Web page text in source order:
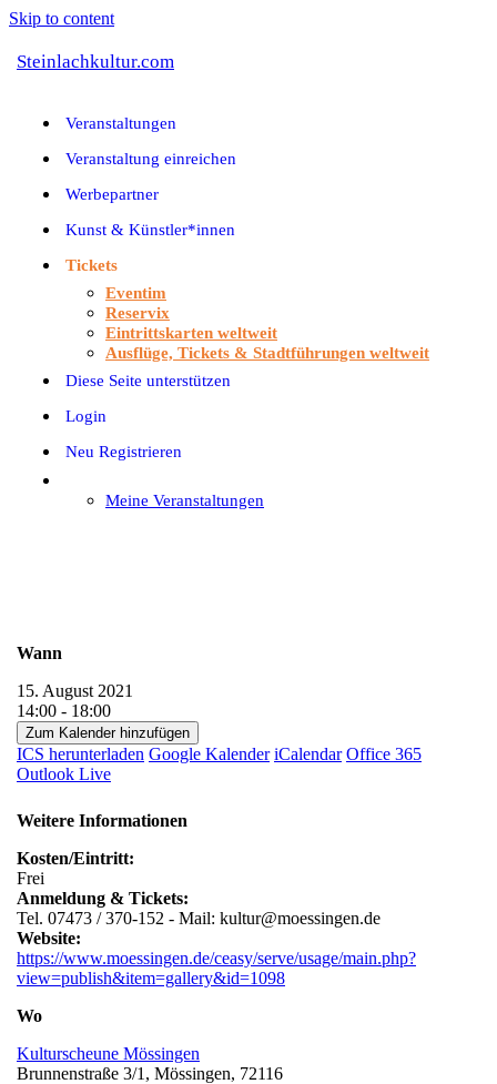
Skip to content
Steinlachkultur.com
Veranstaltungen
Veranstaltung einreichen
Werbepartner
Kunst & Künstler*innen
Tickets
Eventim
Reservix
Eintrittskarten weltweit
Ausflüge, Tickets & Stadtführungen weltweit
Diese Seite unterstützen
Login
Neu Registrieren
Meine Veranstaltungen
Wann
15. August 2021
14:00 - 18:00
Zum Kalender hinzufügen
ICS herunterladen Google Kalender iCalendar Office 365
Outlook Live
Weitere Informationen
Kosten/Eintritt:
Frei
Anmeldung & Tickets:
Tel. 07473 / 370-152 - Mail: kultur@moessingen.de
Website:
https://www.moessingen.de/ceasy/serve/usage/main.php?
view=publish&item=gallery&id=1098
Wo
Kulturscheune Mössingen
Brunnenstraße 3/1, Mössingen, 72116